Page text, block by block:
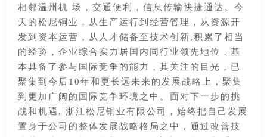
相邻温州机 场，交通便利，信息传输快捷通达。今
天的松尼铜业，从生产运行到经营管理，从资源开
发到资本运营，从人才储备至技术创新,积累了相当
的经验，企业综合实力居国内同行业领先地位，基
本具备了参与国际竞争的能力，其关注的目光，已
聚集到今后10年和更长远未来的发展战略上，聚集
到更加广阔的国际竞争环境之中。面对下一步的挑
战和机遇, 浙江松尼铜业有限公司，始终把自己发展
置身于公司的整体发展战略格局之中，通过改善技